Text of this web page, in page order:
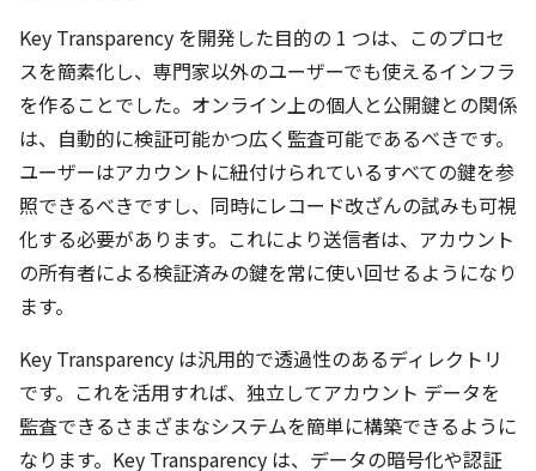
Key Transparency を開発した目的の 1 つは、このプロセ
スを簡素化し、専門家以外のユーザーでも使えるインフラ
を作ることでした。オンライン上の個人と公開鍵との関係
は、自動的に検証可能かつ広く監査可能であるべきです。
ユーザーはアカウントに紐付けられているすべての鍵を参
照できるべきですし、同時にレコード改ざんの試みも可視
化する必要があります。これにより送信者は、アカウント
の所有者による検証済みの鍵を常に使い回せるようになり
ます。
Key Transparency は汎用的で透過性のあるディレクトリ
です。これを活用すれば、独立してアカウント データを
監査できるさまざまなシステムを簡単に構築できるように
なります。Key Transparency は、データの暗号化や認証